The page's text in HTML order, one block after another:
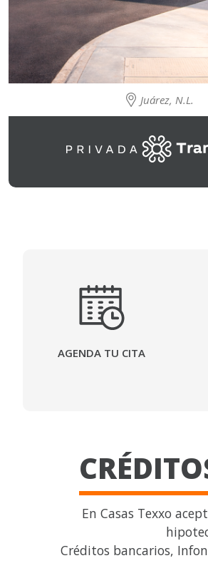
Juárez, N.L.
AGENDA TU CITA
En Casas Texxo
Créditos bancarios,